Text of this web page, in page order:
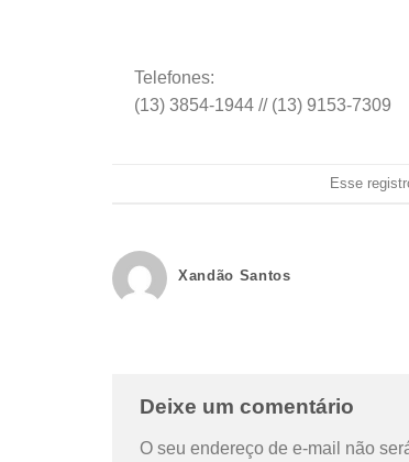
Telefones:
(13) 3854-1944 // (13) 9153-7309
Esse
Xandão Santos
Deixe um comentário
O seu endereço de e-mail não